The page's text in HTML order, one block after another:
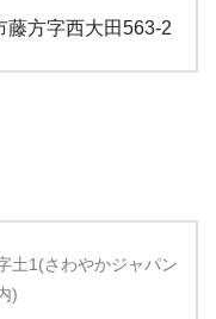
藤方字西大田563-2
土1(さわやかジャパン
)